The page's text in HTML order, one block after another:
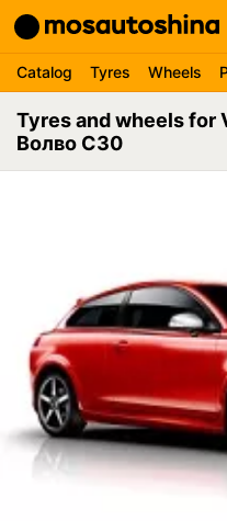
Catalog Tyres Wheels
Tyres and wheels for
Волво С30